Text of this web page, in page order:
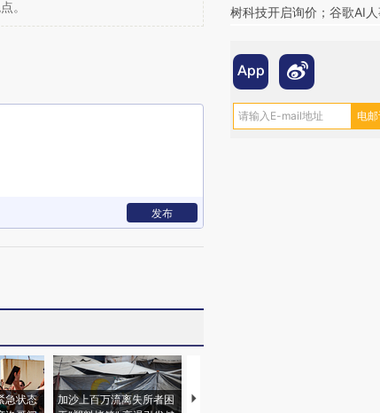
。
发布
急状态
加沙上百万流离失所者困
马航飞行员跨国走私7万
树科技开启询价；谷歌AI